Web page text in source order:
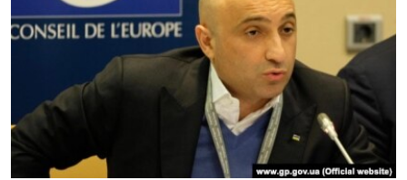
СПЕЦПРОЕКТИ
ДЕПОРТАЦІЯ
ВІДЕОУРОКИ «ELIFBE»
СВІДЧЕННЯ ОКУПАЦІЇ
ІНФОГРАФІКА
ЯК ОБІЙТИ БЛОКУВАННЯ
Русский
Qırımtatar
ДОЛУЧАЙСЯ!